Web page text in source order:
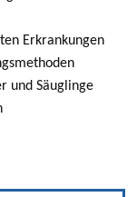
Erkrankungen
und Säuglinge